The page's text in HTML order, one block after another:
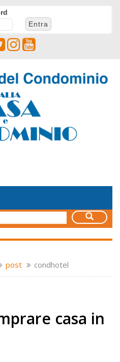
post condhotel
casa in